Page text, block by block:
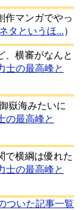
作マンガでやっ
タというほ...）
、横審がなんと
士の最高峰と
嶽海みたいに
の最高峰と
で横綱は優れた
士の最高峰と
ついた記事一覧